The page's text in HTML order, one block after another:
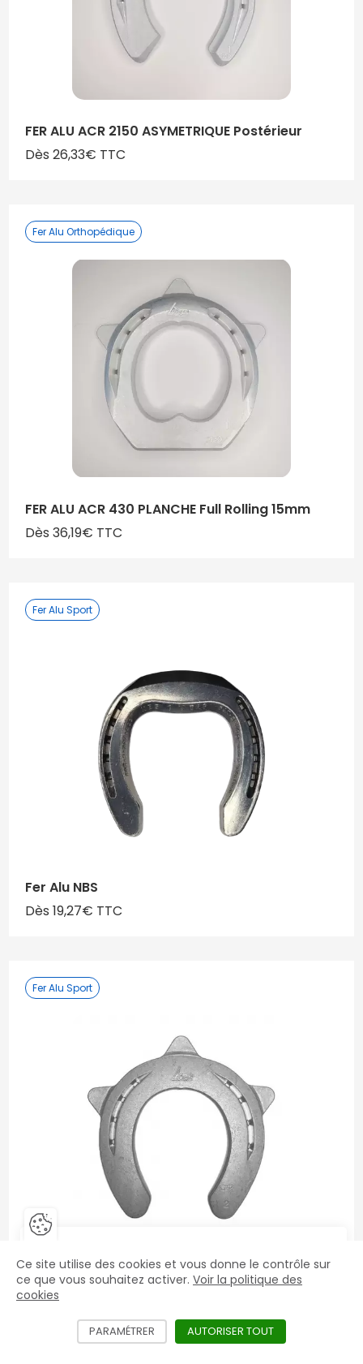
Accéder aux prix HT et aux offres exclusives
FER ALU ACR 2150 ASYMETRIQUE Postérieur
Dès 26,33€ TTC
Fer Alu Orthopédique
FER ALU ACR 430 PLANCHE Full Rolling 15mm
Dès 36,19€ TTC
Fer Alu Sport
Fer Alu NBS
Dès 19,27€ TTC
Fer Alu Sport
FER ALU ACR 372 Sport Rocking Shoe 12 mm
Dès 34,34€ TTC
Ce site utilise des cookies et vous donne le contrôle sur
ce que vous souhaitez activer. Voir la politique des
cookies
PARAMÉTRER LES DIFFÉRENTS SERVICES NÉCÉSSITANT
AUTORISER TOUT